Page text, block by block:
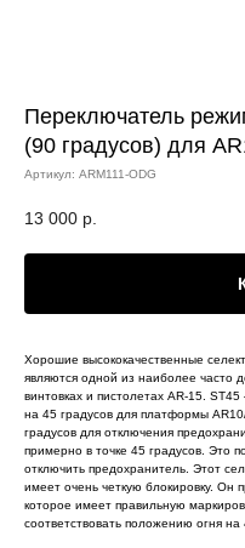
Переключатель
(90 градусов) для
Артикул: ARM111-ODG
13 000 р.
Хорошие высококачественные
являются одной из наиболее часто
винтовках и пистолетах AR-15.
на 45 градусов для платформы
градусов для отключения
примерно в точке 45 градусов. Это
отключить предохранитель. Этот
имеет очень четкую блокировку. Он
которое имеет правильную
соответствовать положению огня на